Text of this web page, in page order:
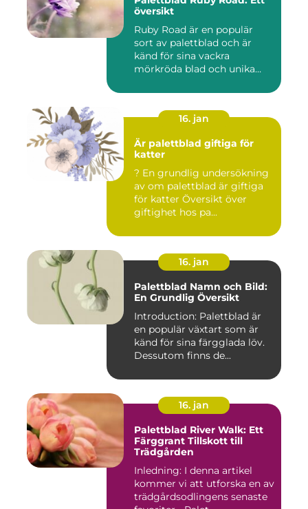
översikt
Ruby Road är en populär
sort av palettblad och är
känd för sina vackra
mörkröda blad och unika
16. jan
Är palettblad giftiga för
katter
? En grundlig undersökning
av om palettblad är giftiga
för katter Översikt över
giftighet hos pa...
16. jan
Palettblad Namn och Bild:
En Grundlig Översikt
Introduction: Palettblad är
en populär växtart som är
känd för sina färgglada löv.
Dessutom finns de...
16. jan
Palettblad River Walk: Ett
Färggrant Tillskott till
Trädgården
Inledning: I denna artikel
kommer vi att utforska en av
trädgårdsodlingens senaste